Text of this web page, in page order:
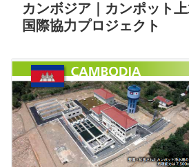
カンボジア｜カンポット上
国際協力プロジェクト